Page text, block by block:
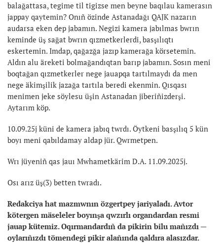
balağattasa, tegime til tigizse men beyne baqılau kamerasın
jappay qaytemin? Onıñ özinde Astanadağı QAJK nazarın
audarsa eken dep jabamın. Negizi kamera jabılmas bwrın
keminde üş sağat bwrın qızmetkerlerdi, basşılıqtı
eskertemin. Imdap, qağazğa jazıp kamerağa körsetemin.
Aldın alu äreketi bolmağandıqtan barıp jabamın. Sosın meni
boqtağan qızmetkerler nege jauapqa tartılmaydı da men
nege äkimşilik jazağa tartıla beredi ekenmin. Qısqası
menimen jeke söylesu üşin Astanadan jiberiñizderşi.
Aytarım köp.
10.09.25j küni de kamera jabıq twrdı. Öytkeni basşılıq 5 kün
boyı meni qabıldamay aldap jür. Qwrmetpen.
Wrı jüyeniñ qas jauı Mwhametkärim D.A. 11.09.2025j.
Osı arız üş(3) betten twradı.
Redakciya hat mazmwnın özgertpey jariyaladı. Avtor
kötergen mäseleler boyınşa qwzırlı organdardan resmi
jauap kütemiz. Oqırmandardıñ da pikirin bilu mañızdı —
oylarıñızdı tömendegi pikir alañında qaldıra alasızdar.